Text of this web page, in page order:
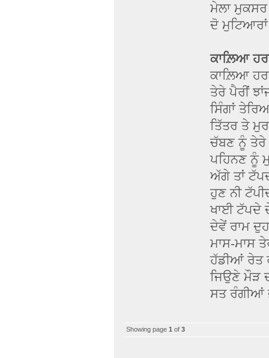
ਮੇਲਾ ਮੁਕਸਰ
ਦੋ
ਕਾਲ਼ਿਆ
ਕਾਲ਼ਿਆ
ਤੇਰੇ ਪੈਰੀਂ
ਸਿੰਗਾਂ
ਤਿੱਤਰ ਤੇ
ਚੱਬਣ ਨੂੰ ਤੇਰੇ
ਪਹਿਨਣ ਨੂੰ
ਅੱਗੇ ਤਾਂ
ਹੁਣ ਨੀ
ਖਾਈ ਟੱਪਦੇ
ਦੇਵੇਂ ਰਾਮ
ਮਾਸ-ਮਾਸ
ਹੱਡੀਆਂ ਰੇਤ
ਜਿਉਣੇ ਮੌੜ
ਸਤ ਰੰਗੀਆਂ
Showing page 1 of 3